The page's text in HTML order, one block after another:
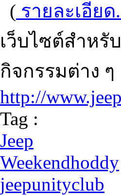
( รายละเอียด
เว็บไซต์สำห
กิจกรรมต่าง
http://
Tag :
Jeep
Weekendhoddy
jeepunityclub